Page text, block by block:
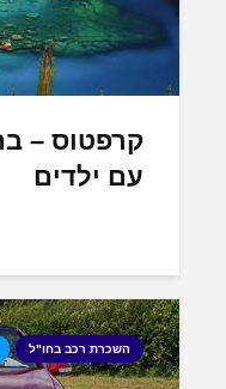
קרפטוס –
עם ילדים
השכרת רכב בחו"ל